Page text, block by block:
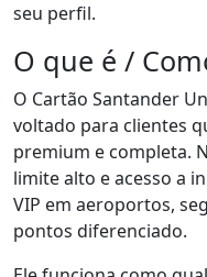
seu perfil.
O que é /
O Cartão Santander
voltado para clientes
premium e completa.
limite alto e acesso a
VIP em aeroportos,
pontos diferenciado.